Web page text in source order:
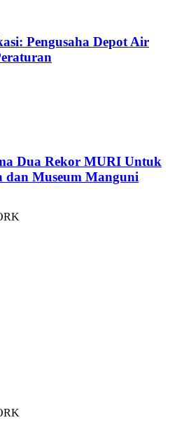
Pengusaha Depot Air
Dua Rekor MURI Untuk
dan Museum Manguni